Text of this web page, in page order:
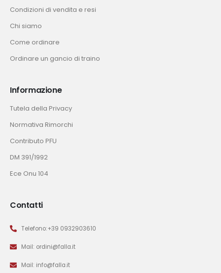
Condizioni di vendita e resi
Chi siamo
Come ordinare
Ordinare un gancio di traino
Informazione
Tutela della Privacy
Normativa Rimorchi
Contributo PFU
DM 391/1992
Ece Onu 104
Contatti
Telefono:+39 0932903610
Mail: ordini@falla.it
Mail: info@falla.it